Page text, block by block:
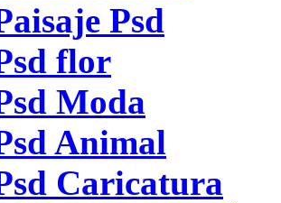
Psd
flor
Moda
Animal
Caricatura